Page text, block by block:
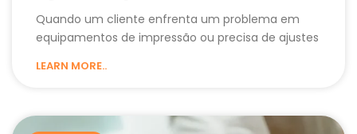
Quando um cliente enfrenta um problema em
equipamentos de impressão ou precisa de ajustes
LEARN MORE..